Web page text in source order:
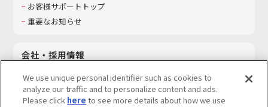
お客様サポートトップ
重要なお知らせ
会社・採用情報
採用情報
サステナビリティ
We use unique personal identifier such as cookies to
analyze our traffic and to personalize content and ads.
Please click here to see more details about how we use